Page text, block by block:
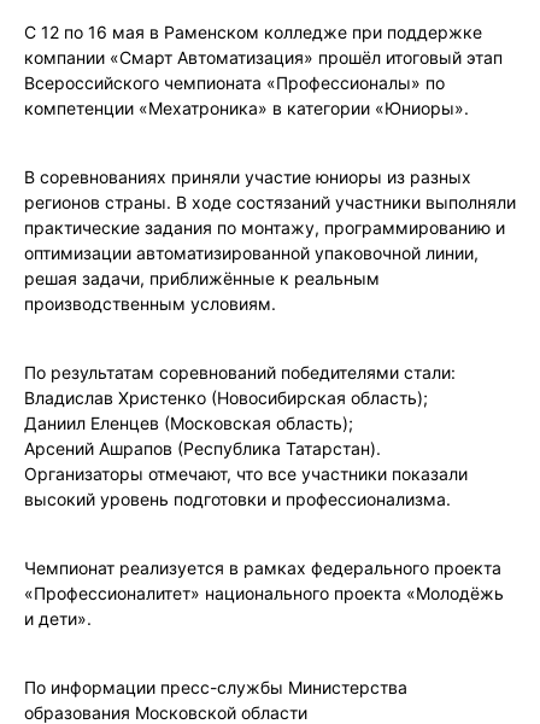
С 12 по 16 мая в Раменском колледже при поддержке
компании «Смарт Автоматизация» прошёл итоговый этап
Всероссийского чемпионата «Профессионалы» по
компетенции «Мехатроника» в категории «Юниоры».
В соревнованиях приняли участие юниоры из разных
регионов страны. В ходе состязаний участники выполняли
практические задания по монтажу, программированию и
оптимизации автоматизированной упаковочной линии,
решая задачи, приближённые к реальным
производственным условиям.
По результатам соревнований победителями стали:
Владислав Христенко (Новосибирская область);
Даниил Еленцев (Московская область);
Арсений Ашрапов (Республика Татарстан).
Организаторы отмечают, что все участники показали
высокий уровень подготовки и профессионализма.
Чемпионат реализуется в рамках федерального проекта
«Профессионалитет» национального проекта «Молодёжь
и дети».
По информации пресс-службы Министерства
образования Московской области